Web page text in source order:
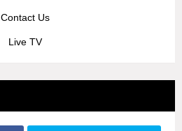
Contact Us
Live TV